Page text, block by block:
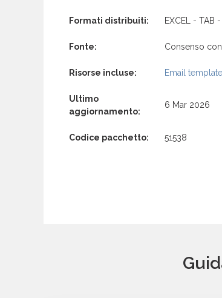
Formati distribuiti: EXCEL - TAB
Fonte: Consenso
Risorse incluse: Email template
Ultimo
aggiornamento:
6 Mar 2026
Codice pacchetto: 51538